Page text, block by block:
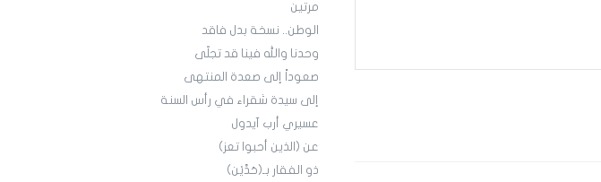
مرتين
الوطن.. نسخة بدل فاقد
وحدنا والله فينا قد تجلّى
صعوداً إلى صعدة المنتهى
إلى سيدة شقراء في رأس السنة
عسيري أرب آيدول
عن (الذين أحبوا تعز)
ذو الفقار بـ(حَدَّيْن)